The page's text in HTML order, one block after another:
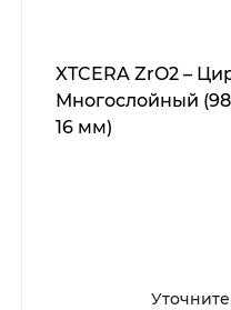
XTCERA ZrO2 –
Многослойный
16 мм)